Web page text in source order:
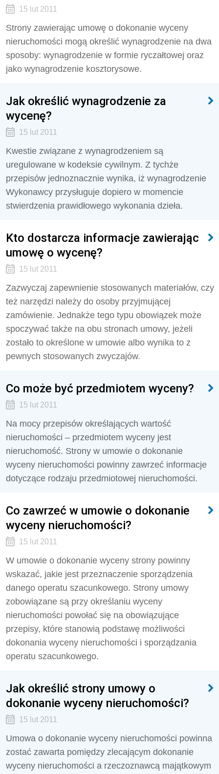
15 lut 2011
Strony zawierając umowę o dokonanie wyceny
nieruchomości mogą określić wynagrodzenie na dwa
sposoby: wynagrodzenie w formie ryczałtowej oraz
jako wynagrodzenie kosztorysowe.
Jak określić wynagrodzenie za
wycenę?
15 lut 2011
Kwestie związane z wynagrodzeniem są
uregulowane w kodeksie cywilnym. Z tychże
przepisów jednoznacznie wynika, iż wynagrodzenie
Wykonawcy przysługuje dopiero w momencie
stwierdzenia prawidłowego wykonania dzieła.
Kto dostarcza informacje zawierając
umowę o wycenę?
15 lut 2011
Zazwyczaj zapewnienie stosowanych materiałów, czy
też narzędzi należy do osoby przyjmującej
zamówienie. Jednakże tego typu obowiązek może
spoczywać także na obu stronach umowy, jeżeli
zostało to określone w umowie albo wynika to z
pewnych stosowanych zwyczajów.
Co może być przedmiotem wyceny?
15 lut 2011
Na mocy przepisów określających wartość
nieruchomości – przedmiotem wyceny jest
nieruchomość. Strony w umowie o dokonanie
wyceny nieruchomości powinny zawrzeć informacje
dotyczące rodzaju przedmiotowej nieruchomości.
Co zawrzeć w umowie o dokonanie
wyceny nieruchomości?
15 lut 2011
W umowie o dokonanie wyceny strony powinny
wskazać, jakie jest przeznaczenie sporządzenia
danego operatu szacunkowego. Strony umowy
zobowiązane są przy określaniu wyceny
nieruchomości powołać się na obowiązujące
przepisy, które stanowią podstawę możliwości
dokonania wyceny nieruchomości i sporządzania
operatu szacunkowego.
Jak określić strony umowy o
dokonanie wyceny nieruchomości?
15 lut 2011
Umowa o dokonanie wyceny nieruchomości powinna
zostać zawarta pomiędzy zlecającym dokonanie
wyceny nieruchomości a rzeczoznawcą majątkowym